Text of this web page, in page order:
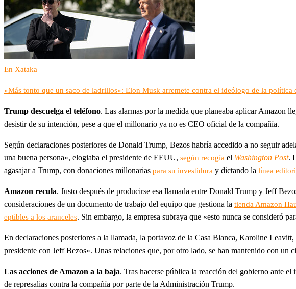
En Xataka
«Más tonto que un saco de ladrillos»: Elon Musk arremete contra el ideólogo de la política
Trump descuelga el teléfono. Las alarmas por la medida que planeaba aplicar Amazon
desistir de su intención, pese a que el millonario ya no es CEO oficial de la compañía.
Según declaraciones posteriores de Donald Trump, Bezos habría accedido a no seguir
una buena persona», elogiaba el presidente de EEUU, según recogía el Washington Post.
agasajar a Trump, con donaciones millonarias para su investidura y dictando la línea
Amazon recula. Justo después de producirse esa llamada entre Donald Trump y Jeff
consideraciones de un documento de trabajo del equipo que gestiona la tienda Amazon
eptibles a los aranceles. Sin embargo, la empresa subraya que «esto nunca se consideró
En declaraciones posteriores a la llamada, la portavoz de la Casa Blanca, Karoline
presidente con Jeff Bezos». Unas relaciones que, por otro lado, se han mantenido con un
Las acciones de Amazon a la baja. Tras hacerse pública la reacción del gobierno ante
de represalias contra la compañía por parte de la Administración Trump.